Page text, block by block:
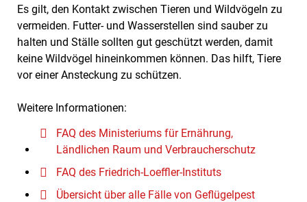
Es gilt, den Kontakt zwischen Tieren und Wildvögeln zu
vermeiden. Futter- und Wasserstellen sind sauber zu
halten und Ställe sollten gut geschützt werden, damit
keine Wildvögel hineinkommen können. Das hilft, Tiere
vor einer Ansteckung zu schützen.
Weitere Informationen:
FAQ des Ministeriums für Ernährung,
Ländlichen Raum und Verbraucherschutz
FAQ des Friedrich-Loeffler-Instituts
Übersicht über alle Fälle von Geflügelpest